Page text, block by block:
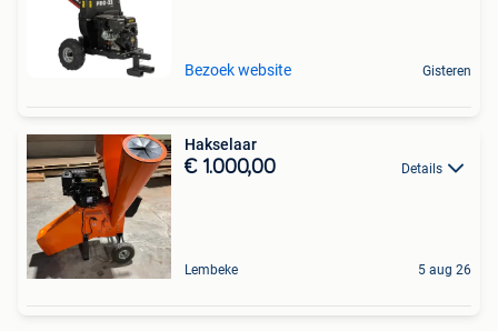
Bezoek website Gisteren
Hakselaar
€ 1.000,00 Details
Lembeke 5 aug 26